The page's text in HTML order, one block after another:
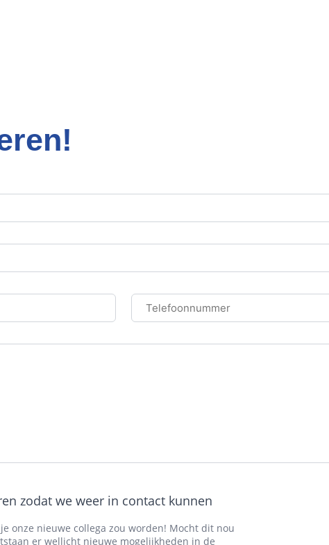
Telefoonnummer
zodat we weer in contact kunnen
onze nieuwe collega zou worden! Mocht dit nou
er wellicht nieuwe mogelijkheden in de